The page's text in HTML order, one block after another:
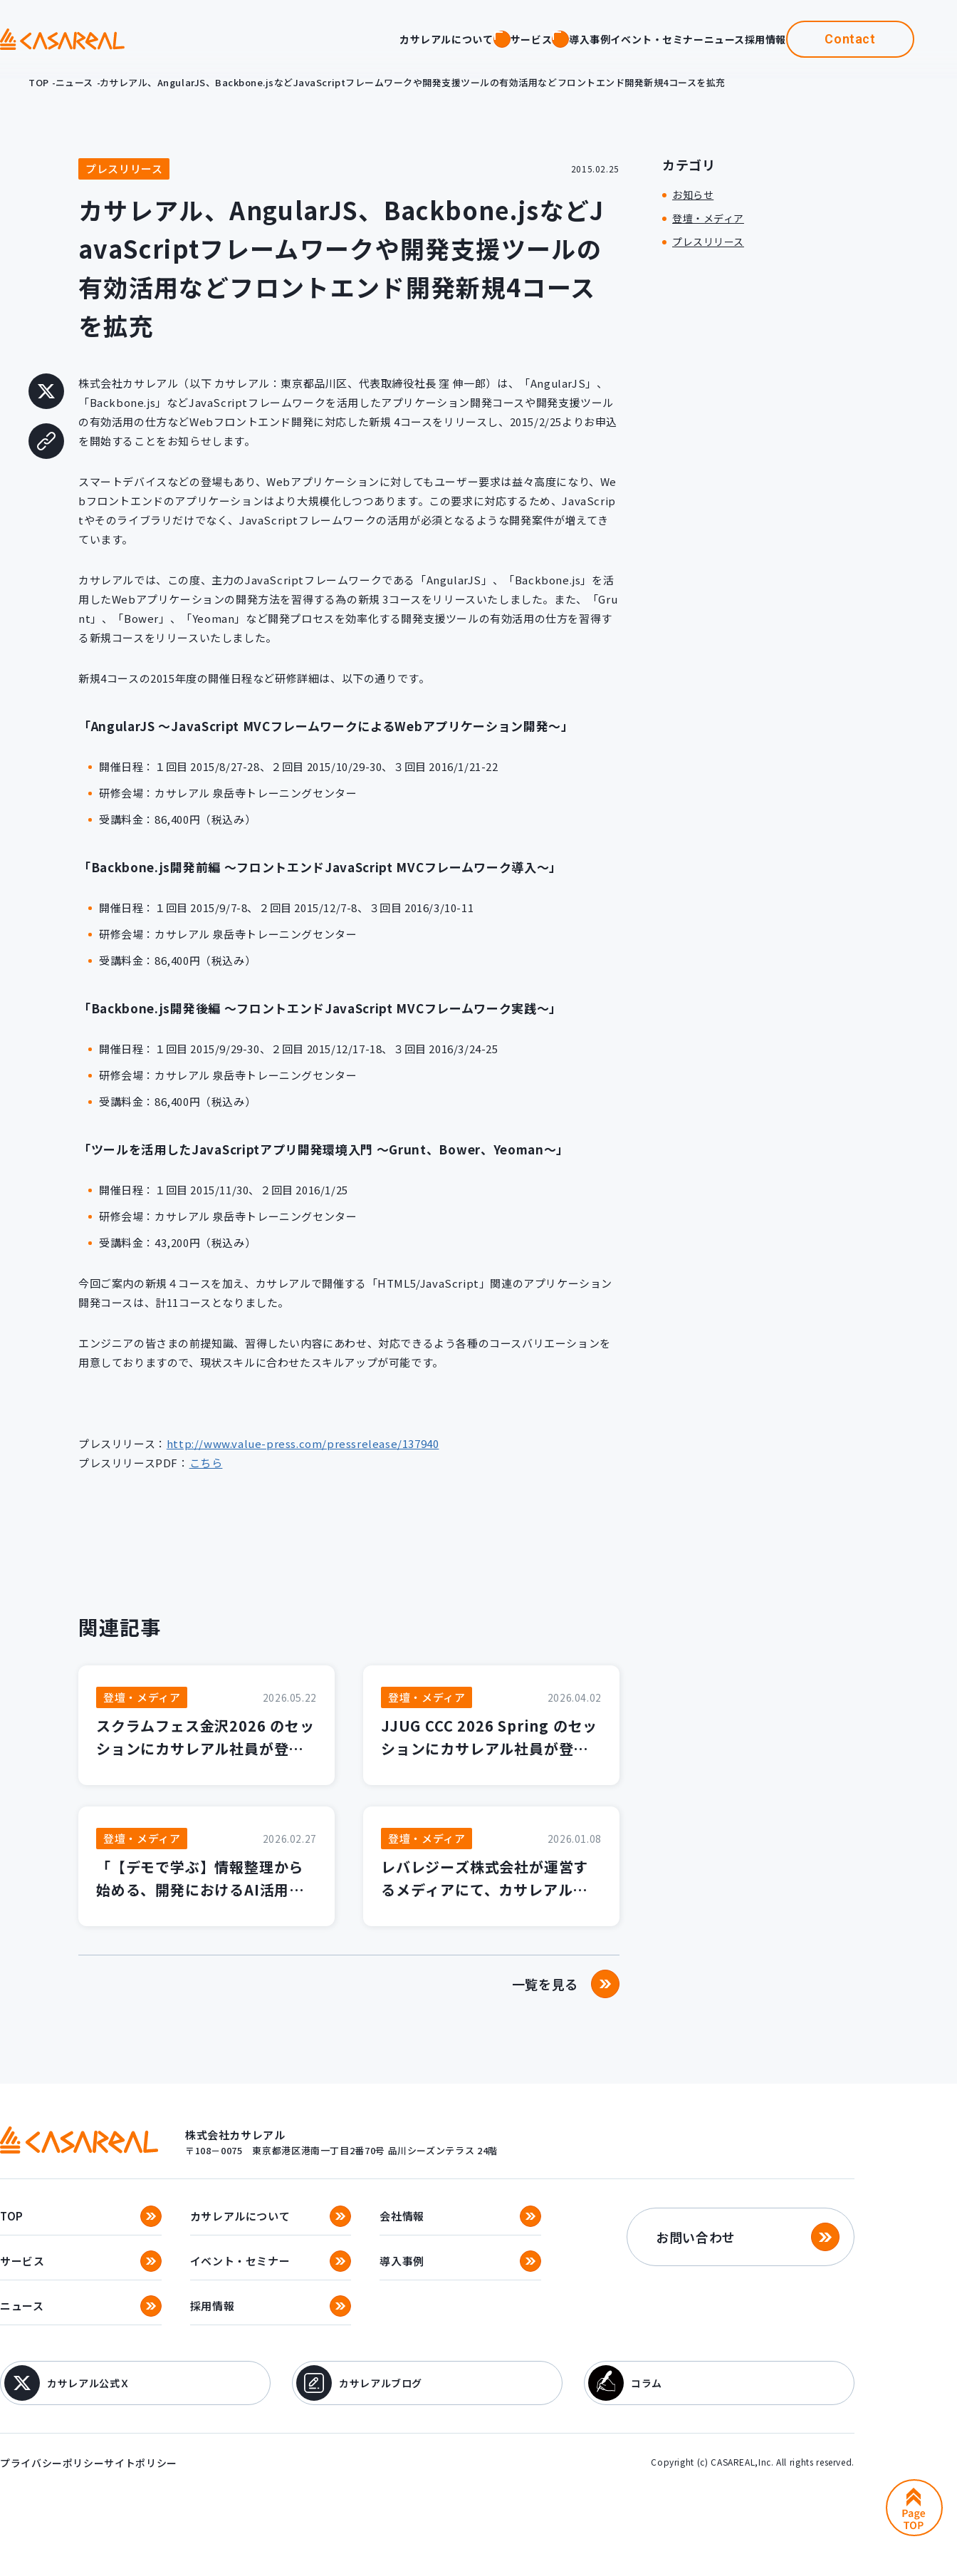
カサレアルについて サービス 導入事例イベント・セミナーニュース採用情報 Contact
TOP ニュース カサレアル、AngularJS、Backbone.jsなどJavaScriptフレームワークや開発支援ツールの有効活用などフロントエンド開発新規4コースを拡充
プレスリリース 2015.02.25
カサレアル、AngularJS、Backbone.jsなどJ
avaScriptフレームワークや開発支援ツールの
有効活用などフロントエンド開発新規4コース
を拡充
株式会社カサレアル（以下 カサレアル：東京都品川区、代表取締役社長 窪 伸一郎）は、「AngularJS」、
「Backbone.js」などJavaScriptフレームワークを活用したアプリケーション開発コースや開発支援ツール
の有効活用の仕方などWebフロントエンド開発に対応した新規 4コースをリリースし、2015/2/25よりお申込
を開始することをお知らせします。
スマートデバイスなどの登場もあり、Webアプリケーションに対してもユーザー要求は益々高度になり、We
bフロントエンドのアプリケーションはより大規模化しつつあります。この要求に対応するため、JavaScrip
tやそのライブラリだけでなく、JavaScriptフレームワークの活用が必須となるような開発案件が増えてき
ています。
カサレアルでは、この度、主力のJavaScriptフレームワークである「AngularJS」、「Backbone.js」を活
用したWebアプリケーションの開発方法を習得する為の新規 3コースをリリースいたしました。また、「Gru
nt」、「Bower」、「Yeoman」など開発プロセスを効率化する開発支援ツールの有効活用の仕方を習得す
る新規コースをリリースいたしました。
新規4コースの2015年度の開催日程など研修詳細は、以下の通りです。
「AngularJS ～JavaScript MVCフレームワークによるWebアプリケーション開発～」
開催日程：１回目 2015/8/27-28、２回目 2015/10/29-30、３回目 2016/1/21-22
研修会場：カサレアル 泉岳寺トレーニングセンター
受講料金：86,400円（税込み）
「Backbone.js開発前編 ～フロントエンドJavaScript MVCフレームワーク導入～」
開催日程：１回目 2015/9/7-8、２回目 2015/12/7-8、３回目 2016/3/10-11
研修会場：カサレアル 泉岳寺トレーニングセンター
受講料金：86,400円（税込み）
「Backbone.js開発後編 ～フロントエンドJavaScript MVCフレームワーク実践～」
開催日程：１回目 2015/9/29-30、２回目 2015/12/17-18、３回目 2016/3/24-25
研修会場：カサレアル 泉岳寺トレーニングセンター
受講料金：86,400円（税込み）
「ツールを活用したJavaScriptアプリ開発環境入門 ～Grunt、Bower、Yeoman～」
開催日程：１回目 2015/11/30、２回目 2016/1/25
研修会場：カサレアル 泉岳寺トレーニングセンター
受講料金：43,200円（税込み）
今回ご案内の新規４コースを加え、カサレアルで開催する「HTML5/JavaScript」関連のアプリケーション
開発コースは、計11コースとなりました。
エンジニアの皆さまの前提知識、習得したい内容にあわせ、対応できるよう各種のコースバリエーションを
用意しておりますので、現状スキルに合わせたスキルアップが可能です。
プレスリリース： http://www.value-press.com/pressrelease/137940
プレスリリースPDF： こちら
カテゴリ
お知らせ
登壇・メディア
プレスリリース
関連記事
登壇・メディア 2026.05.22
スクラムフェス金沢2026 のセッ
ションにカサレアル社員が登壇
登壇・メディア 2026.04.02
JJUG CCC 2026 Spring のセッ
ションにカサレアル社員が登壇
登壇・メディア 2026.02.27
「【デモで学ぶ】情報整理から
始める、開発におけるAI活用の
登壇・メディア 2026.01.08
レバレジーズ株式会社が運営す
るメディアにて、カサレアルブ
一覧を見る
株式会社カサレアル
〒108－0075 東京都港区港南一丁目2番70号 品川シーズンテラス 24階
TOP カサレアルについて 会社情報
サービス イベント・セミナー 導入事例
ニュース 採用情報
お問い合わせ
カサレアル公式Ｘ カサレアルブログ コラム
プライバシーポリシーサイトポリシー Copyright (c) CASAREAL,Inc. All rights reserved.